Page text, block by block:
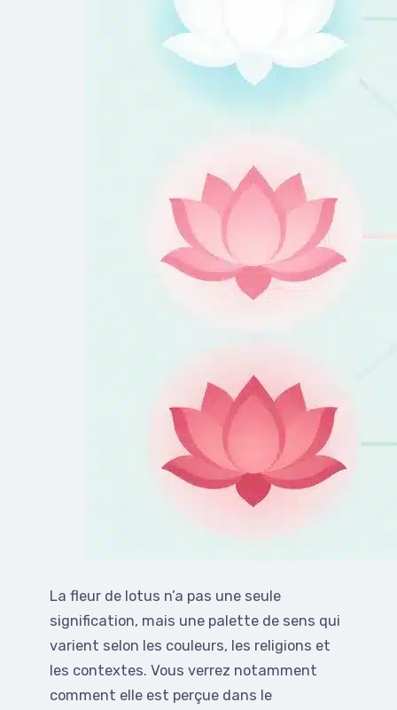
La fleur de lotus n’a pas une seule
signification, mais une palette de sens qui
varient selon les couleurs, les religions et
les contextes. Vous verrez notamment
comment elle est perçue dans le